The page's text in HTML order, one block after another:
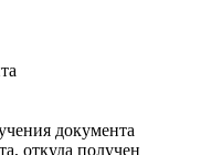
документа
откуда получен